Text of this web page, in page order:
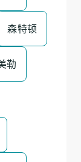
森特顿
勒